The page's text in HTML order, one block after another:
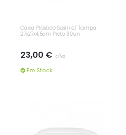
Caixa Plástico Sushi c/ Tampa
27x27x4,5cm Preto 30un
23,00 € c/iva
Em Stock